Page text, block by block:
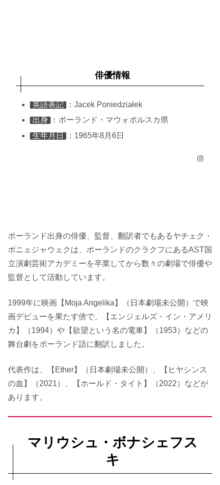
俳優情報
英語表記
：Jacek Poniedziałek
出身
：ポーランド・マウォポルスカ県
生年月日
：1965年8月6日
Instagram
ポーランド出身の俳優、監督、翻訳者でもあるヤチェク・
ポニェジャウェクは、ポーランドのクラクフにあるAST国
立演劇芸術アカデミーを卒業してから数々の劇場で俳優や
監督として活動しています。
1999年に映画【Moja Angelika】（日本劇場未公開）で映
画デビューを果たす傍で、【エンジェルズ・イン・アメリ
カ】（1994）や【欲望という名の電車】（1953）などの
舞台劇をポーランド語に翻訳しました。
代表作は、【Ether】（日本劇場未公開）、【ヒヤシンス
の血】（2021）、【ホールド・タイト】（2022）などが
あります。
マリウシュ・ボナシェフス
キ